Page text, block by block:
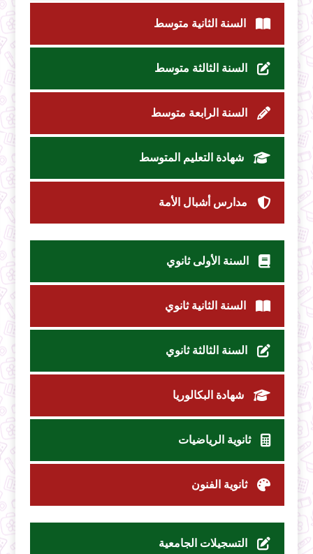
السنة الثانية متوسط
السنة الثالثة متوسط
السنة الرابعة متوسط
شهادة التعليم المتوسط
مدارس أشبال الأمة
السنة الأولى ثانوي
السنة الثانية ثانوي
السنة الثالثة ثانوي
شهادة البكالوريا
ثانوية الرياضيات
ثانوية الفنون
التسجيلات الجامعية